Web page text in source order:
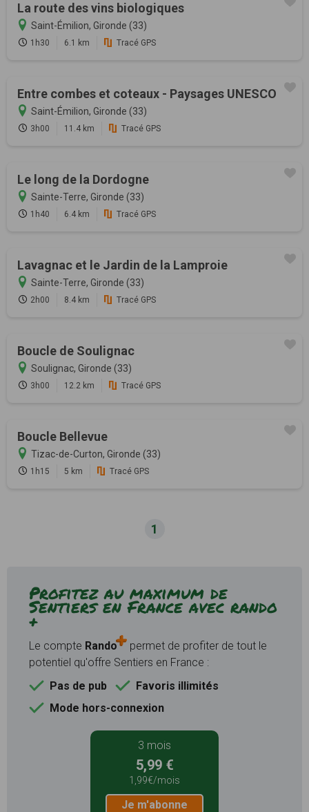
La route des vins biologiques
Saint-Émilion, Gironde (33)
1h30 6.1 km Tracé GPS
Entre combes et coteaux - Paysages UNESCO
Saint-Émilion, Gironde (33)
3h00 11.4 km Tracé GPS
Le long de la Dordogne
Sainte-Terre, Gironde (33)
1h40 6.4 km Tracé GPS
Lavagnac et le Jardin de la Lamproie
Sainte-Terre, Gironde (33)
2h00 8.4 km Tracé GPS
Boucle de Soulignac
Soulignac, Gironde (33)
3h00 12.2 km Tracé GPS
Boucle Bellevue
Tizac-de-Curton, Gironde (33)
1h15 5 km Tracé GPS
1
Profitez au maximum de
Sentiers en France avec rando
+
Le compte Rando
permet de profiter de tout le
potentiel qu'offre Sentiers en France :
Pas de pub
Favoris illimités
Mode hors-connexion
3 mois
5,99 €
1,99€/mois
Je m'abonne